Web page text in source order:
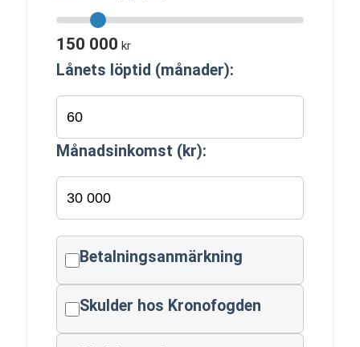
150 000 kr
Lånets löptid (månader):
Månadsinkomst (kr):
Betalningsanmärkning
Skulder hos Kronofogden